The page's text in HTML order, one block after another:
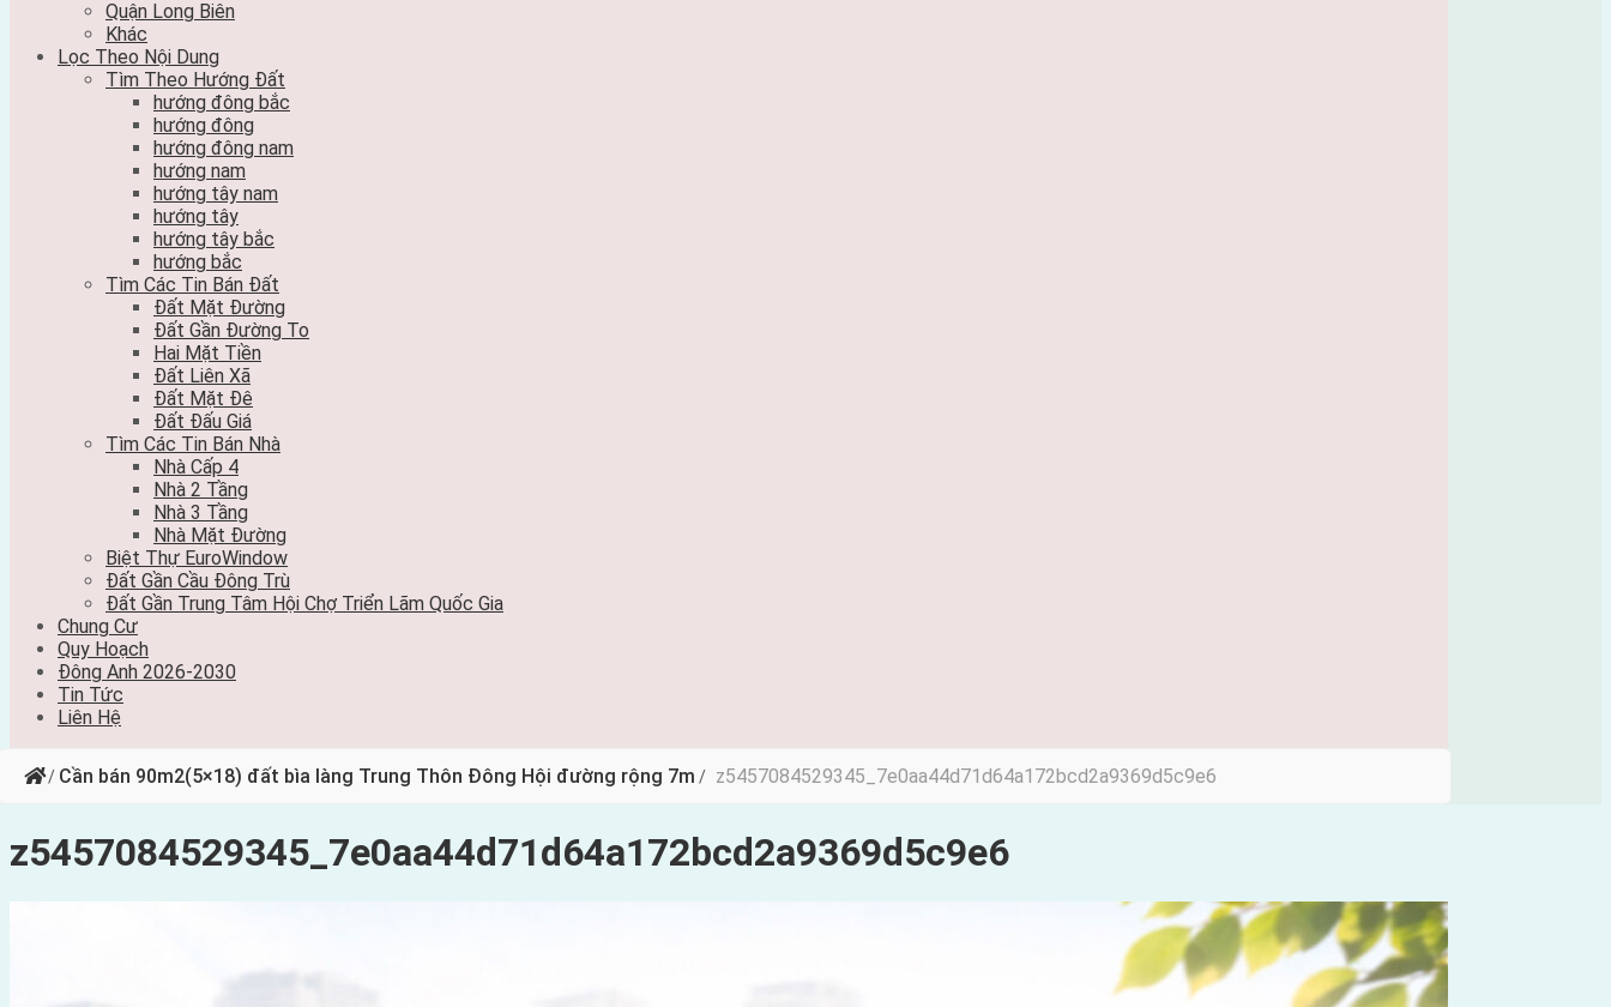
Quận Long Biên
Khác
Lọc Theo Nội Dung
Tìm Theo Hướng Đất
hướng đông bắc
hướng đông
hướng đông nam
hướng nam
hướng tây nam
hướng tây
hướng tây bắc
hướng bắc
Tìm Các Tin Bán Đất
Đất Mặt Đường
Đất Gần Đường To
Hai Mặt Tiền
Đất Liên Xã
Đất Mặt Đê
Đất Đấu Giá
Tìm Các Tin Bán Nhà
Nhà Cấp 4
Nhà 2 Tầng
Nhà 3 Tầng
Nhà Mặt Đường
Biệt Thự EuroWindow
Đất Gần Cầu Đông Trù
Đất Gần Trung Tâm Hội Chợ Triển Lãm Quốc Gia
Chung Cư
Quy Hoạch
Đông Anh 2026-2030
Tin Tức
Liên Hệ
/ Cần bán 90m2(5×18) đất bìa làng Trung Thôn Đông Hội đường rộng 7m / z5457084529345_7e0aa44d71d64a172bcd2a9369d5c9e6
z5457084529345_7e0aa44d71d64a172bcd2a9369d5c9e6